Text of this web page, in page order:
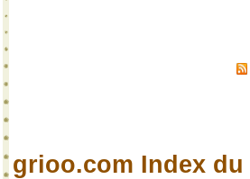
grioo.com Index du